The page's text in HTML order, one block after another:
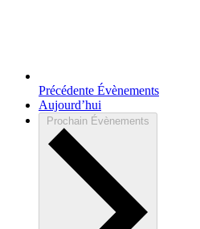
Précédente Évènements
Aujourd’hui
Prochain Évènements